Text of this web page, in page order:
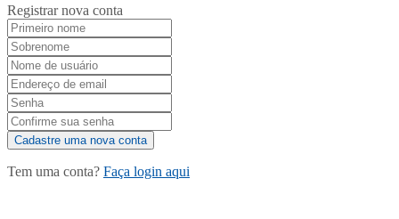
Registrar nova conta
Tem uma conta? Faça login aqui